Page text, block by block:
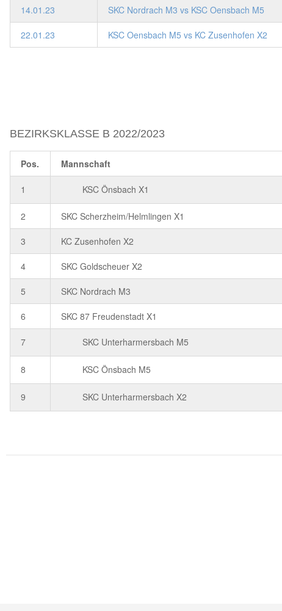
14.01.23 SKC Nordrach M3 vs KSC Oensbach M5
22.01.23 KSC Oensbach M5 vs KC Zusenhofen X2
BEZIRKSKLASSE B 2022/2023
Pos. Mannschaft
1 KSC Önsbach X1
2 SKC Scherzheim/Helmlingen X1
3 KC Zusenhofen X2
4 SKC Goldscheuer X2
5 SKC Nordrach M3
6 SKC 87 Freudenstadt X1
7 SKC Unterharmersbach M5
8 KSC Önsbach M5
9 SKC Unterharmersbach X2